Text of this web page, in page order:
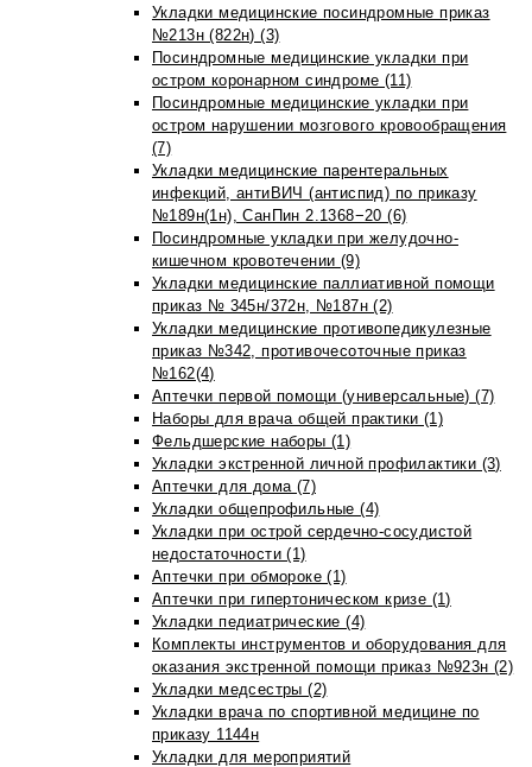
Укладки медицинские посиндромные приказ
№213н (822н) (3)
Посиндромные медицинские укладки при
остром коронарном синдроме (11)
Посиндромные медицинские укладки при
остром нарушении мозгового кровообращения
(7)
Укладки медицинские парентеральных
инфекций, антиВИЧ (антиспид) по приказу
№189н(1н), СанПин 2.1368−20 (6)
Посиндромные укладки при желудочно-
кишечном кровотечении (9)
Укладки медицинские паллиативной помощи
приказ № 345н/372н, №187н (2)
Укладки медицинские противопедикулезные
приказ №342, противочесоточные приказ
№162(4)
Аптечки первой помощи (универсальные) (7)
Наборы для врача общей практики (1)
Фельдшерские наборы (1)
Укладки экстренной личной профилактики (3)
Аптечки для дома (7)
Укладки общепрофильные (4)
Укладки при острой сердечно-сосудистой
недостаточности (1)
Аптечки при обмороке (1)
Аптечки при гипертоническом кризе (1)
Укладки педиатрические (4)
Комплекты инструментов и оборудования для
оказания экстренной помощи приказ №923н (2)
Укладки медсестры (2)
Укладки врача по спортивной медицине по
приказу 1144н
Укладки для мероприятий